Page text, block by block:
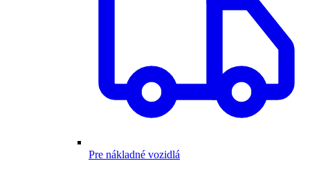
Pre nákladné vozidlá